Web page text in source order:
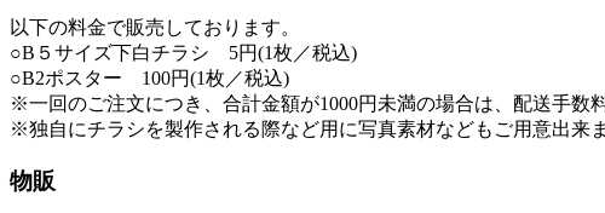
以下の料金で販売しております。
○B５サイズ下白チラシ 5円(1枚／税込)
○B2ポスター 100円(1枚／税込)
※一回のご注文につき、合計金額が1000円未満の場合は、配送手数
※独自にチラシを製作される際など用に写真素材などもご用意出来
物販